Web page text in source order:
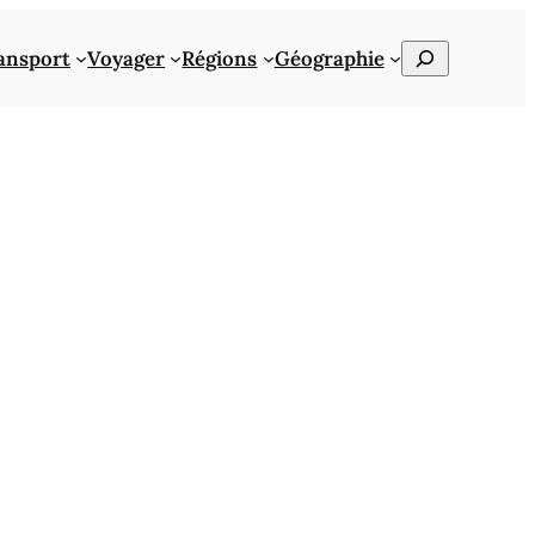
Voyager Régions Géographie Rechercher